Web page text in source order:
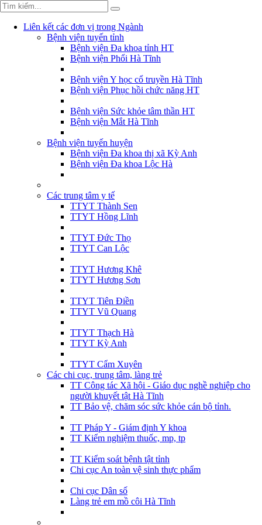
Liên kết các đơn vị trong Ngành
Bệnh viện tuyến tỉnh
Bệnh viện Đa khoa tỉnh HT
Bệnh viện Phổi Hà Tĩnh
Bệnh viện Y học cổ truyền Hà Tĩnh
Bệnh viện Phục hồi chức năng HT
Bệnh viện Sức khỏe tâm thần HT
Bệnh viện Mắt Hà Tĩnh
Bệnh viện tuyến huyện
Bệnh viện Đa khoa thị xã Kỳ Anh
Bệnh viện Đa khoa Lộc Hà
Các trung tâm y tế
TTYT Thành Sen
TTYT Hồng Lĩnh
TTYT Đức Thọ
TTYT Can Lộc
TTYT Hương Khê
TTYT Hương Sơn
TTYT Tiên Điền
TTYT Vũ Quang
TTYT Thạch Hà
TTYT Kỳ Anh
TTYT Cẩm Xuyên
Các chi cục, trung tâm, làng trẻ
TT Công tác Xã hội - Giáo dục nghề nghiệp cho
người khuyết tật Hà Tĩnh
TT Bảo vệ, chăm sóc sức khỏe cán bộ tỉnh.
TT Pháp Y - Giám định Y khoa
TT Kiểm nghiệm thuốc, mp, tp
TT Kiểm soát bệnh tật tỉnh
Chi cục An toàn vệ sinh thực phẩm
Chi cục Dân số
Làng trẻ em mồ côi Hà Tĩnh